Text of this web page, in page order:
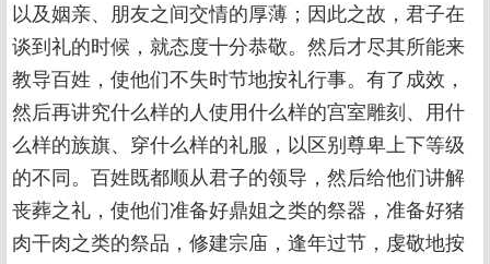
以及姻亲、朋友之间交情的厚薄；因此之故，君子在
谈到礼的时候，就态度十分恭敬。然后才尽其所能来
教导百姓，使他们不失时节地按礼行事。有了成效，
然后再讲究什么样的人使用什么样的宫室雕刻、用什
么样的族旗、穿什么样的礼服，以区别尊卑上下等级
的不同。百姓既都顺从君子的领导，然后给他们讲解
丧葬之礼，使他们准备好鼎姐之类的祭器，准备好猪
肉干肉之类的祭品，修建宗庙，逢年过节，虔敬地按